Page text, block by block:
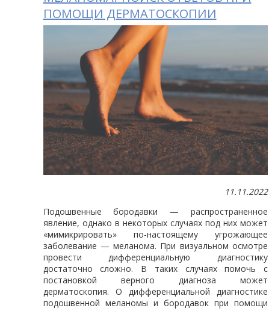
ПОМОЩИ ДЕРМАТОСКОПИИ
11.11.2022
Подошвенные бородавки — распространенное
явление, однако в некоторых случаях под них может
«мимикрировать» по-настоящему угрожающее
заболевание — меланома. При визуальном осмотре
провести дифференциальную диагностику
достаточно сложно. В таких случаях помочь с
постановкой верного диагноза может
дерматоскопия. О дифференциальной диагностике
подошвенной меланомы и бородавок при помощи